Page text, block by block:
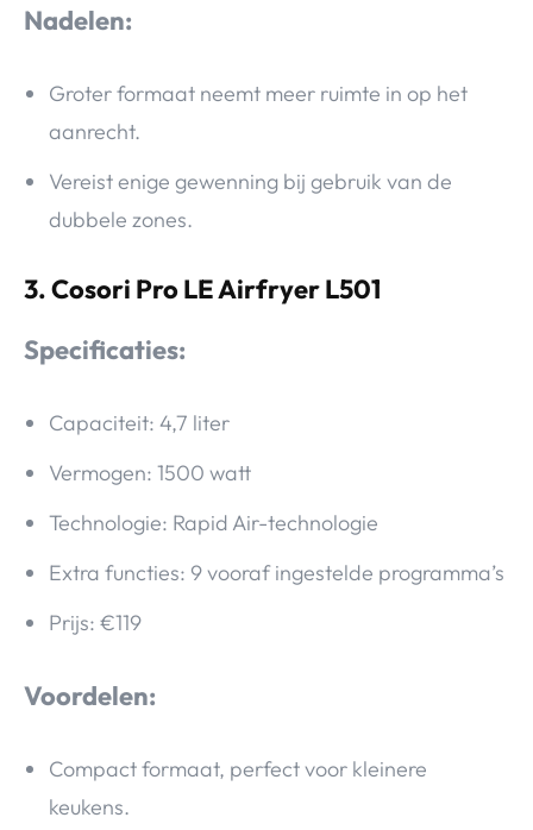
Nadelen:
Groter formaat neemt meer ruimte in op het
aanrecht.
Vereist enige gewenning bij gebruik van de
dubbele zones.
3. Cosori Pro LE Airfryer L501
Specificaties:
Capaciteit: 4,7 liter
Vermogen: 1500 watt
Technologie: Rapid Air-technologie
Extra functies: 9 vooraf ingestelde programma’s
Prijs: €119
Voordelen:
Compact formaat, perfect voor kleinere
keukens.